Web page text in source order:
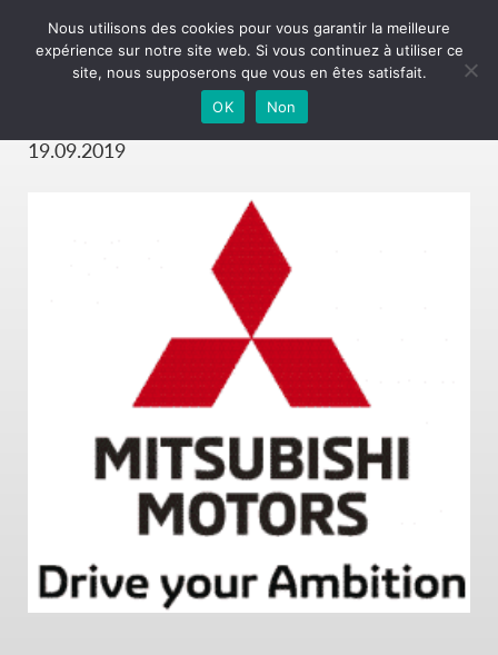
New communication
19.09.2019
Nous utilisons des cookies pour vous garantir la meilleure
expérience sur notre site web. Si vous continuez à utiliser ce
site, nous supposerons que vous en êtes satisfait.
OK
Non